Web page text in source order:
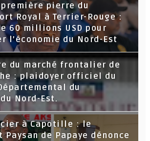
première pierre du
Royal à Terrier-Rouge :
60 millions USD pour
l’économie du Nord-Est
du marché frontalier de
: plaidoyer officiel du
du
Nord-Est.
à Capotille : le
Paysan de Papaye dénonce